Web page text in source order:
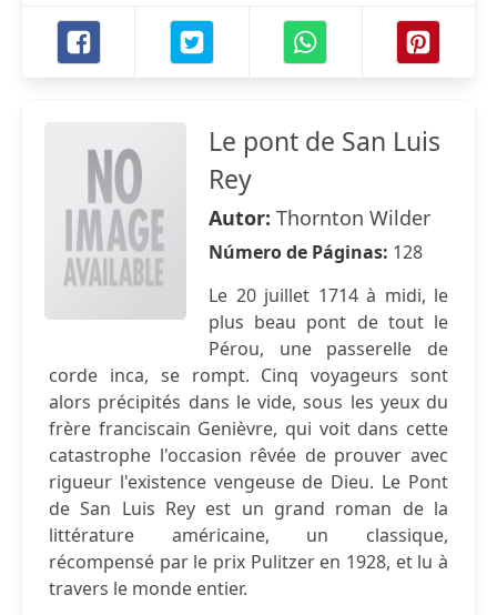
Le pont de San Luis
Rey
Autor: Thornton Wilder
Número de Páginas: 128
Le 20 juillet 1714 à midi, le
plus beau pont de tout le
Pérou, une passerelle de
corde inca, se rompt. Cinq voyageurs sont
alors précipités dans le vide, sous les yeux du
frère franciscain Genièvre, qui voit dans cette
catastrophe l'occasion rêvée de prouver avec
rigueur l'existence vengeuse de Dieu. Le Pont
de San Luis Rey est un grand roman de la
littérature américaine, un classique,
récompensé par le prix Pulitzer en 1928, et lu à
travers le monde entier.